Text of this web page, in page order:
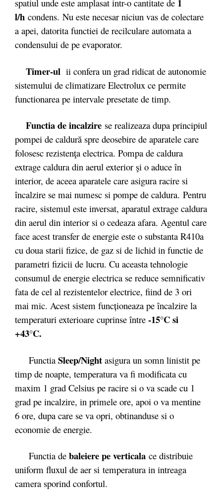
spatiul unde este amplasat intr-o cantitate de 1
l/h condens. Nu este necesar niciun vas de colectare
a apei, datorita functiei de recilculare automata a
condensului de pe evaporator.
Timer-ul ii confera un grad ridicat de autonomie
sistemului de climatizare Electrolux ce permite
functionarea pe intervale presetate de timp.
Functia de incalzire se realizeaza dupa principiul
pompei de caldură spre deosebire de aparatele care
folosesc rezistenţa electrica. Pompa de caldura
extrage caldura din aerul exterior şi o aduce în
interior, de aceea aparatele care asigura racire si
încalzire se mai numesc si pompe de caldura. Pentru
racire, sistemul este inversat, aparatul extrage caldura
din aerul din interior si o cedeaza afara. Agentul care
face acest transfer de energie este o substanta R410a
cu doua starii fizice, de gaz si de lichid in functie de
parametri fizicii de lucru. Cu aceasta tehnologie
consumul de energie electrica se reduce semnificativ
fata de cel al rezistentelor electrice, fiind de 3 ori
mai mic. Acest sistem funcționeaza pe încalzire la
temperaturi exterioare cuprinse între -15°C si
+43°C.
Functia Sleep/Night asigura un somn linistit pe
timp de noapte, temperatura va fi modificata cu
maxim 1 grad Celsius pe racire si o va scade cu 1
grad pe incalzire, in primele ore, apoi o va mentine
6 ore, dupa care se va opri, obtinanduse si o
economie de energie.
Functia de baleiere pe verticala ce distribuie
uniform fluxul de aer si temperatura in intreaga
camera sporind confortul.